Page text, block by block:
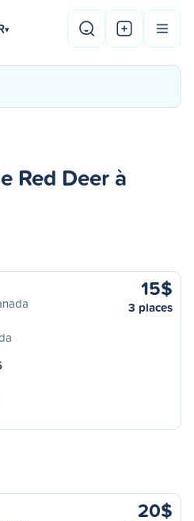
▾
Red Deer à
15$
3 places
20$